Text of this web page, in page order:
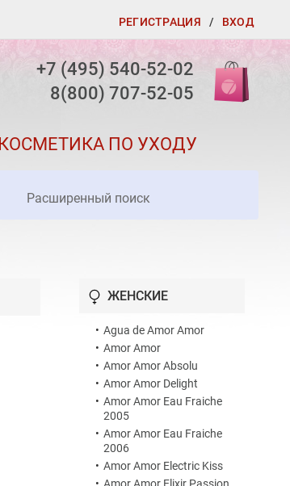
РЕГИСТРАЦИЯ / ВХОД
+7 (495) 540-52-02
8(800) 707-52-05
КОСМЕТИКА ПО УХОДУ
Расширенный поиск
ЖЕНСКИЕ
• Agua de Amor Amor
• Amor Amor
• Amor Amor Absolu
• Amor Amor Delight
• Amor Amor Eau Fraiche
2005
• Amor Amor Eau Fraiche
2006
• Amor Amor Electric Kiss